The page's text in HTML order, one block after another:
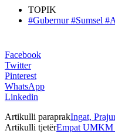
TOPIK
#Gubernur #Sumsel
Facebook
Twitter
Pinterest
WhatsApp
Linkedin
Artikulli paraprakIngat,
Artikulli tjetërEmpat UMKM